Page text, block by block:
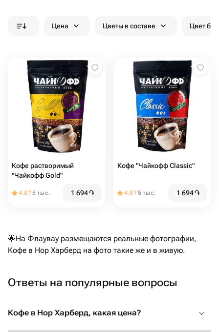
Цена Цветы в составе Цвет
Кофе растворимый
"Чайкофф Gold"
4.875 тыс. 1 694֏
Кофе "Чайкофф Classic"
4.875 тыс. 1 694֏
🌟На Флаувау размещаются реальные фотографии,
Кофе в Нор Харберд на фото такие же и в живую.
Ответы на популярные вопросы
Кофе в Нор Харберд, какая цена?